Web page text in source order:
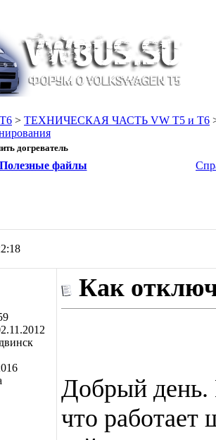
> ТЕХНИЧЕСКАЯ ЧАСТЬ VW T5 и T6
догреватель
Полезные файлы
Как
Добрый день.
что работает